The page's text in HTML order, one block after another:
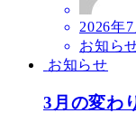
2026年7
お知ら
お知らせ
3月の変わ